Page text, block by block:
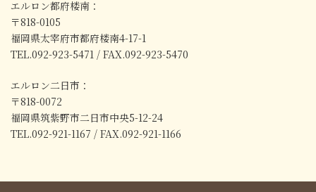
エルロン都府楼南：
〒818-0105
福岡県太宰府市都府楼南4-17-1
TEL.092-923-5471 / FAX.092-923-5470
エルロン二日市：
〒818-0072
福岡県筑紫野市二日市中央5-12-24
TEL.092-921-1167 / FAX.092-921-1166